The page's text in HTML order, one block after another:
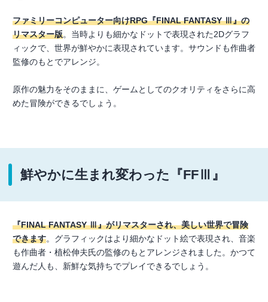
ファミリーコンピューター向けRPG『FINAL FANTASY Ⅲ』の
リマスター版。当時よりも細かなドットで表現された2Dグラフ
ィックで、世界が鮮やかに表現されています。サウンドも作曲者
監修のもとでアレンジ。
原作の魅力をそのままに、ゲームとしてのクオリティをさらに高
めた冒険ができるでしょう。
鮮やかに生まれ変わった『FFⅢ』
『FINAL FANTASY Ⅲ』がリマスターされ、美しい世界で冒険
できます。グラフィックはより細かなドット絵で表現され、音楽
も作曲者・植松伸夫氏の監修のもとアレンジされました。かつて
遊んだ人も、新鮮な気持ちでプレイできるでしょう。